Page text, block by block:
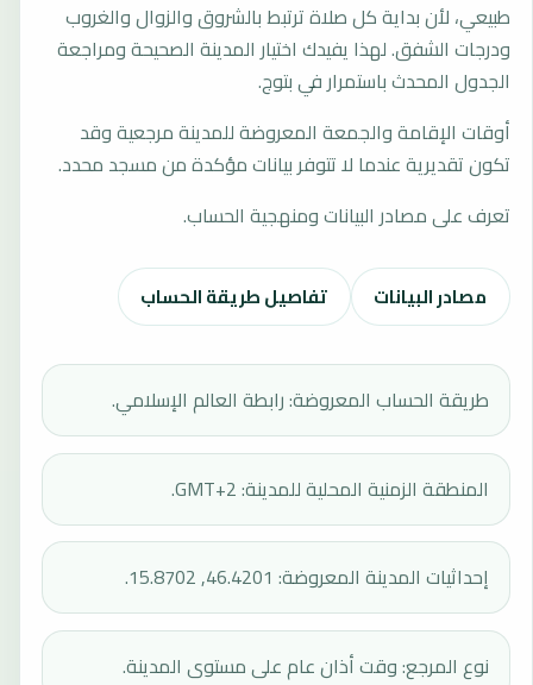
طبيعي، لأن بداية كل صلاة ترتبط بالشروق والزوال والغروب
ودرجات الشفق. لهذا يفيدك اختيار المدينة الصحيحة ومراجعة
الجدول المحدث باستمرار في بتوج.
أوقات الإقامة والجمعة المعروضة للمدينة مرجعية وقد
تكون تقديرية عندما لا تتوفر بيانات مؤكدة من مسجد محدد.
تعرف على مصادر البيانات ومنهجية الحساب.
مصادر البيانات تفاصيل طريقة الحساب
طريقة الحساب المعروضة: رابطة العالم الإسلامي.
المنطقة الزمنية المحلية للمدينة: GMT+2.
إحداثيات المدينة المعروضة: 46.4201, 15.8702.
نوع المرجع: وقت أذان عام على مستوى المدينة.